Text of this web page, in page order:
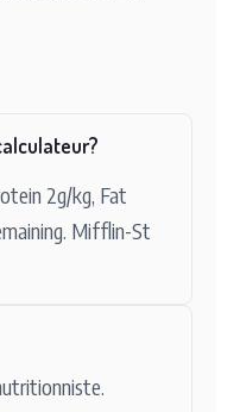
2g/kg, Fat
Mifflin-St